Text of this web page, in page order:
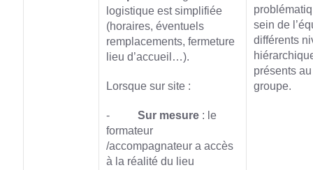
logistique est simplifiée
(horaires, éventuels
remplacements, fermeture
lieu d’accueil…).
Lorsque sur site :
- Sur mesure: le
formateur
/accompagnateur a accès
à la réalité du lieu
sein de
différents
présents
groupe.